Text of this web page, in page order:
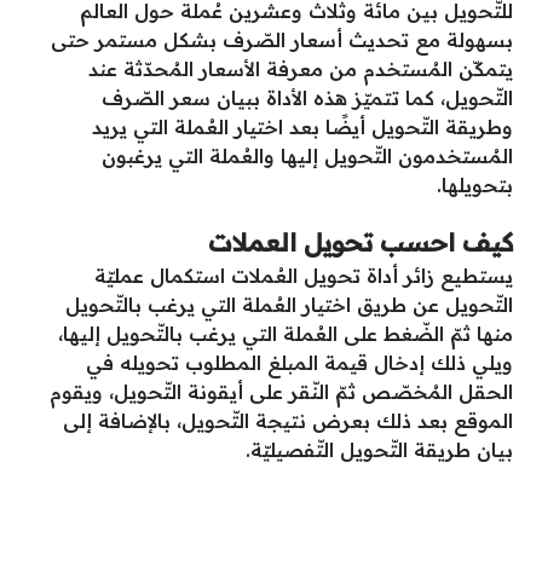
للتّحويل بين مائة وثلاث وعشرين عُملة حول العالم
بسهولة مع تحديث أسعار الصّرف بشكل مستمر حتى
يتمكّن المُستخدم من معرفة الأسعار المُحدّثة عند
التّحويل، كما تتميّز هذه الأداة ببيان سعر الصّرف
وطريقة التّحويل أيضًا بعد اختيار العُملة التي يريد
المُستخدمون التّحويل إليها والعُملة التي يرغبون
بتحويلها.
كيف احسب تحويل العملات
يستطيع زائر أداة تحويل العُملات استكمال عمليّة
التّحويل عن طريق اختيار العُملة التي يرغب بالتّحويل
منها ثمّ الضّغط على العُملة التي يرغب بالتّحويل إليها،
ويلي ذلك إدخال قيمة المبلغ المطلوب تحويله في
الحقل المُخصّص ثمّ النّقر على أيقونة التّحويل، ويقوم
الموقع بعد ذلك بعرض نتيجة التّحويل، بالإضافة إلى
بيان طريقة التّحويل التّفصيليّة.